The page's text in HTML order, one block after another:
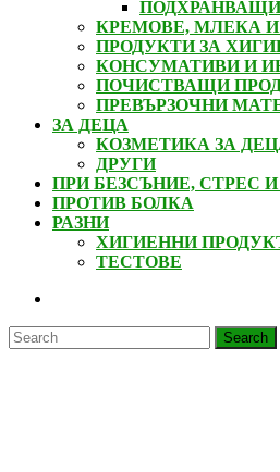
КРЕМОВЕ, МЛЕКА
ПРОДУКТИ ЗА
КОНСУМАТИВИ И
ПОЧИСТВАЩИ
ПРЕВЪРЗОЧНИ
ЗА ДЕЦА
КОЗМЕТИКА ЗА
ДРУГИ
ПРИ БЕЗСЪНИЕ, СТРЕС
ПРОТИВ БОЛКА
РАЗНИ
ХИГИЕННИ
ТЕСТОВЕ
CLOSE
Search
for: